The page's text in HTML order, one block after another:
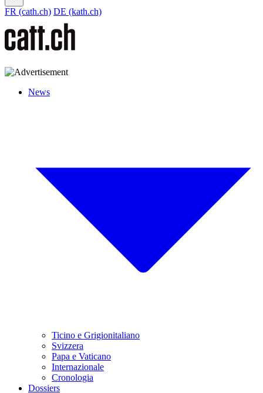
FR (cath.ch) DE (kath.ch)
News
Ticino e Grigionitaliano
Svizzera
Papa e Vaticano
Internazionale
Cronologia
Dossiers